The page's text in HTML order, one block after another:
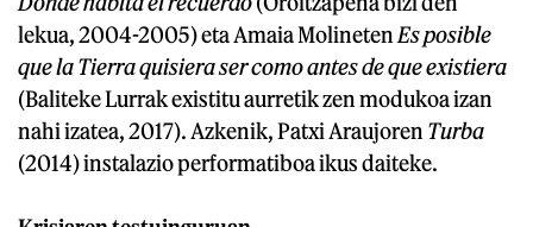
lekua, 2004-2005) eta Amaia Molineten Es posible
que la Tierra quisiera ser como antes de que existiera
(Baliteke Lurrak existitu aurretik zen modukoa izan
nahi izatea, 2017). Azkenik, Patxi Araujoren Turba
(2014) instalazio performatiboa ikus daiteke.